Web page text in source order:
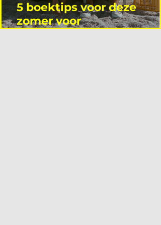
5 boektips voor deze
zomer voor